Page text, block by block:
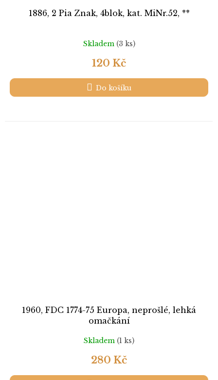
1886, 2 Pia Znak, 4blok, kat. MiNr.52, **
Skladem (3 ks)
120 Kč
Do košíku
1960, FDC 1774-75 Europa, neprošlé, lehká
omačkání
Skladem (1 ks)
280 Kč